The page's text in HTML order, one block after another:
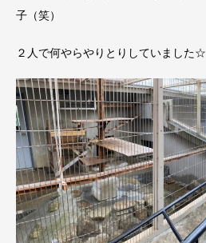
子（笑）
２人で何やらやりとりしていました☆